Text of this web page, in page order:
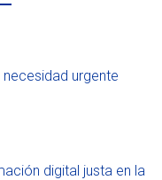
necesidad urgente
digital justa en la